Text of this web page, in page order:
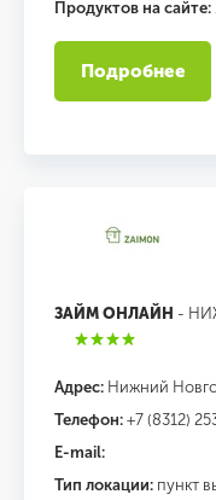
Продуктов на сайте:
Подробнее
ЗАЙМ ОНЛАЙН -
Адрес: Нижний
Телефон: +7 (8312)
E-mail:
Тип локации: пункт